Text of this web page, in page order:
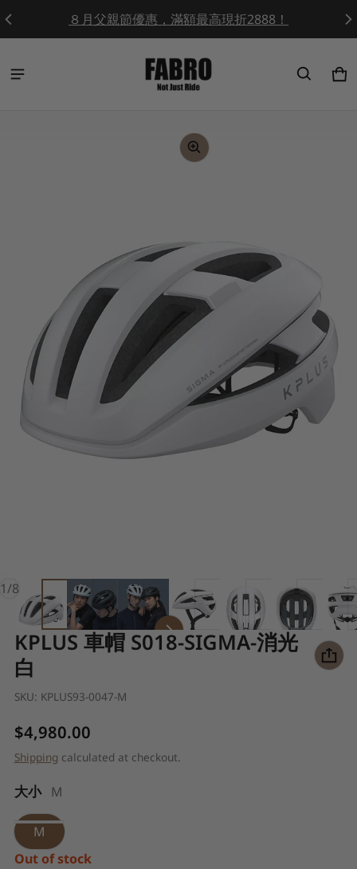
８月父親節優惠，滿額最高現折2888！
0
1/
of8
KPLUS 車帽 S018-SIGMA-消光
白
SKU: KPLUS93-0047-M
Regular price
$4,980.00
Shipping calculated at checkout.
大小 M
M
Out of stock